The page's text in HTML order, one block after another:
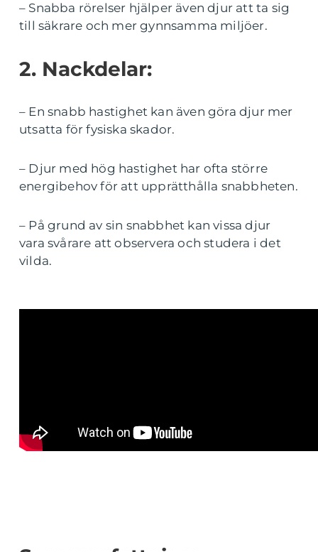
– Snabba rörelser hjälper även djur att ta sig
till säkrare och mer gynnsamma miljöer.
2. Nackdelar:
– En snabb hastighet kan även göra djur mer
utsatta för fysiska skador.
– Djur med hög hastighet har ofta större
energibehov för att upprätthålla snabbheten.
– På grund av sin snabbhet kan vissa djur
vara svårare att observera och studera i det
vilda.